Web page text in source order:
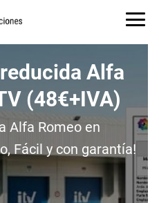
Alfa
(48€+IVA)
Alfa Romeo en
Fácil y con garantía!